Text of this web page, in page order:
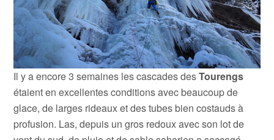
Il y a encore 3 semaines les cascades desTourengs
étaient en excellentes conditions avec beaucoup de
glace, de larges rideaux et des tubes bien costauds à
profusion. Las, depuis un gros redoux avec son lot de